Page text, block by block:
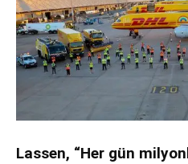
Lassen, “Her gün